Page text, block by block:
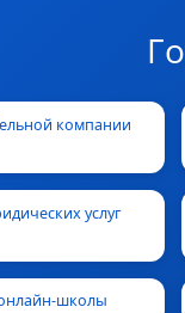
компании
услуг
школы